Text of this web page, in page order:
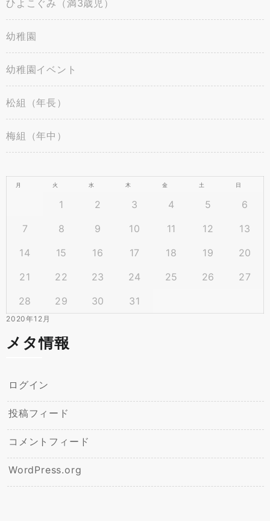
ひよこぐみ（満3歳児）
幼稚園
幼稚園イベント
松組（年長）
梅組（年中）
2020年12月
月 火 水 木 金 土 日
1 2 3 4 5
6
7
8 9 10 11 12
13
14
15 16 17 18 19
20
21
22 23 24 25 26
27
28
29 30 31
メタ情報
ログイン
投稿フィード
コメントフィード
WordPress.org